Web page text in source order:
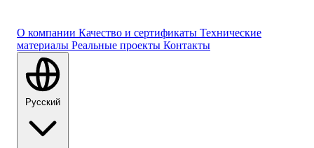
О компании Качество и сертификаты Технические
материалы Реальные проекты Контакты